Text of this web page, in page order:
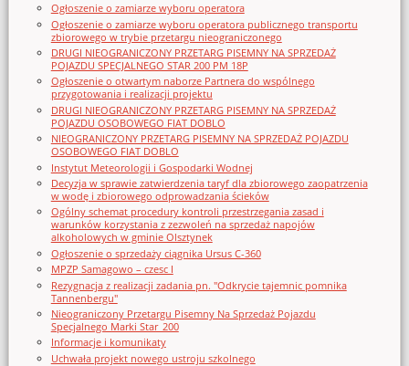
Ogłoszenie o zamiarze wyboru operatora
Ogłoszenie o zamiarze wyboru operatora publicznego transportu
zbiorowego w trybie przetargu nieograniczonego
DRUGI NIEOGRANICZONY PRZETARG PISEMNY NA SPRZEDAŻ
POJAZDU SPECJALNEGO STAR 200 PM 18P
Ogłoszenie o otwartym naborze Partnera do wspólnego
przygotowania i realizacji projektu
DRUGI NIEOGRANICZONY PRZETARG PISEMNY NA SPRZEDAŻ
POJAZDU OSOBOWEGO FIAT DOBLO
NIEOGRANICZONY PRZETARG PISEMNY NA SPRZEDAŻ POJAZDU
OSOBOWEGO FIAT DOBLO
Instytut Meteorologii i Gospodarki Wodnej
Decyzja w sprawie zatwierdzenia taryf dla zbiorowego zaopatrzenia
w wodę i zbiorowego odprowadzania ścieków
Ogólny schemat procedury kontroli przestrzegania zasad i
warunków korzystania z zezwoleń na sprzedaż napojów
alkoholowych w gminie Olsztynek
Ogłoszenie o sprzedaży ciągnika Ursus C-360
MPZP Samagowo – czesc I
Rezygnacja z realizacji zadania pn. "Odkrycie tajemnic pomnika
Tannenbergu"
Nieograniczony Przetargu Pisemny Na Sprzedaż Pojazdu
Specjalnego Marki Star_200
Informacje i komunikaty
Uchwała projekt nowego ustroju szkolnego